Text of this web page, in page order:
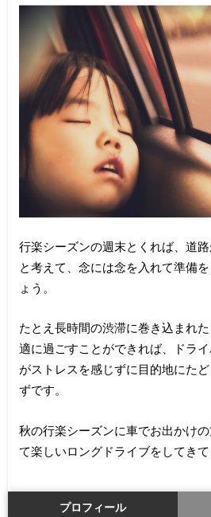
行楽シーズンの週末とくれば、道
と考えて、念には念を入れて準備を
ょう。
たとえ長時間の渋滞に巻き込まれ
適に過ごすことができれば、ドラ
がストレスを感じずに目的地にた
ずです。
秋の行楽シーズンに車でお出かけ
て楽しいロングドライブをしてきて
プロフィール